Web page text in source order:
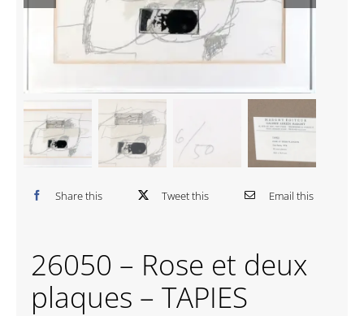
Area revue)s(
Blog
Share this Tweet this Email this
26050 – Rose et deux
plaques – TAPIES